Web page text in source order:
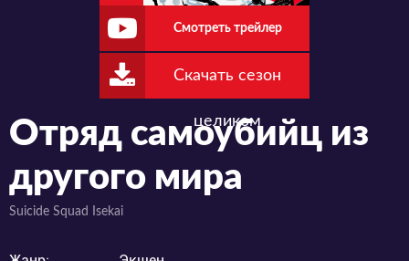
Смотреть трейлер
Скачать сезон
целиком
Отряд самоубийц из
другого мира
Suicide Squad Isekai